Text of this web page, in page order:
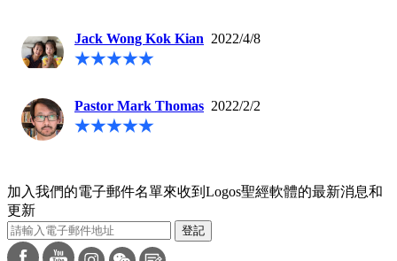
Jack Wong Kok Kian 2022/4/8
Pastor Mark Thomas 2022/2/2
加入我們的電子郵件名單來收到Logos聖經軟體的最新消息和
更新
登記